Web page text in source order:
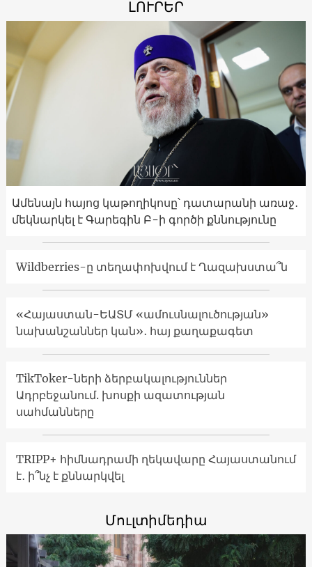
ԼՈՒՐԵՐ
Ամենայն հայոց կաթողիկոսը՝ դատարանի առաջ․
մեկնարկել է Գարեգին Բ-ի գործի քննությունը
Wildberries-ը տեղափոխվում է Ղազախստա՞ն
«Հայաստան-ԵԱՏՄ «ամուսնալուծության»
նախանշաններ կան»․ հայ քաղաքագետ
TikToker-ների ձերբակալություններ
Ադրբեջանում. խոսքի ազատության
սահմանները
TRIPP+ հիմնադրամի ղեկավարը Հայաստանում
է․ ի՞նչ է քննարկվել
Մուլտիմեդիա